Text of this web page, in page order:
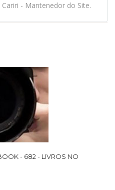
Cariri - Mantenedor do Site.
- 682 - LIVROS NO